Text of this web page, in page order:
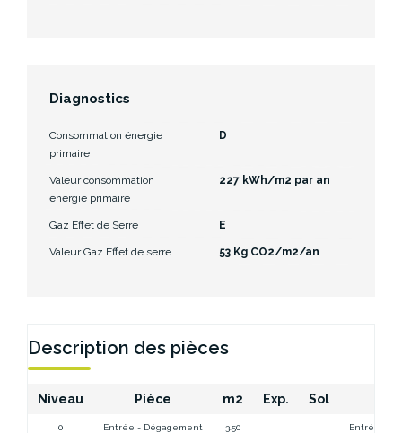
Diagnostics
Consommation énergie
primaire
D
Valeur consommation
énergie primaire
227 kWh/m2 par an
Gaz Effet de Serre E
Valeur Gaz Effet de serre 53 Kg CO2/m2/an
Description des pièces
Niveau Pièce m2 Exp. Sol
0 Entrée - Dégagement 3.50 Entrée-